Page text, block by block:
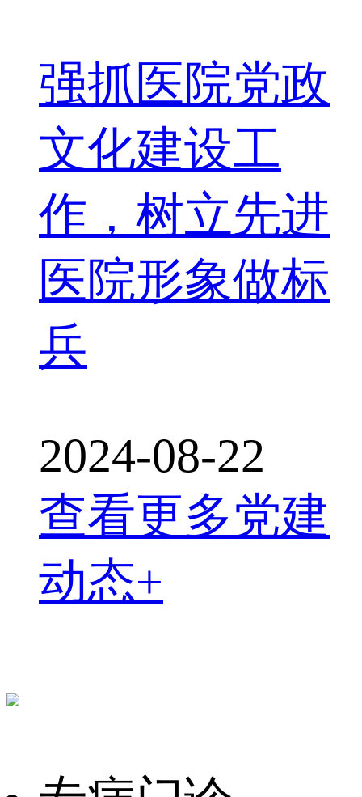
强抓医院党政
文化建设工
作，树立先进
医院形象做标
兵
2024-08-22
查看更多党建
动态+